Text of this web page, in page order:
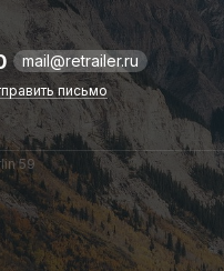
mail@retrailer.ru
письмо
59